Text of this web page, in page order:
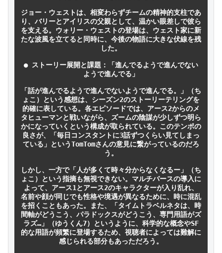
ジョー・ウェストは、相変わらずチームの精神的支柱であ
り、バリーとアイリスの父親として、温かい眼差しで彼ら
を支える。ウォリー・ウェストの登場は、ウェスト家に新
たな波風を立てると同時に、今後の物語に大きな伏線を残
した。
● ストーリー展開と課題：「進んでるようで進んでない
ようで進んでる」
「話が進んでるようで進んでないようで進んでる。」（ち
ょこ）という感想は、シーズン2のストーリーテリングを
的確に表している。各エピソードでは、アース2からのメ
タヒューマンと戦いながら、ズームの陰謀が少しずつ明ら
かになっていくという構成が取られている。このテンポの
良さが、「毎日コンスタントに3話ずつくらい見てしまっ
ている」というTomTomさんの意見に繋がっているのだろ
う。
しかし、一方で「人が多くて時々分からなくなるー」（ち
ょこ）という指摘も無視できない。マルチバースの導入に
よって、アース1とアース2のキャラクターが入り乱れ、
名前や顔が同じでも性格や境遇が異なるために、時に混乱
を招くこともあった。また、「タイムトラベルネタは、時
間軸がどうこう、パラドックスがどうこう、専門用語がズ
ラズ…」（ゆうくん7）というように、科学的な概念やSF
的な用語が頻繁に登場するため、視聴者によっては難解に
感じられる部分もあっただろう。